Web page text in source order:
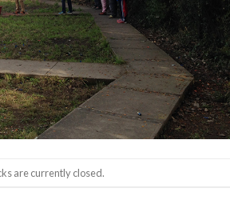
are currently closed.